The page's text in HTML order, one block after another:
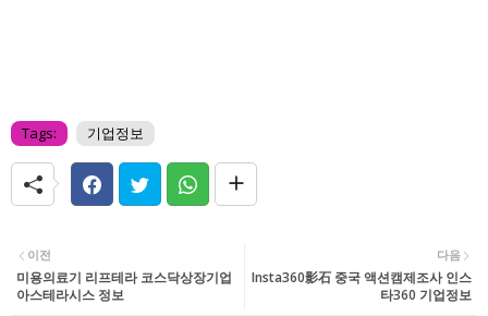
Tags: 기업정보
다음
Insta360影石 중국 액션캠제조사 인스
타360 기업정보
이전
미용의료기 리프테라 코스닥상장기업
아스테라시스 정보